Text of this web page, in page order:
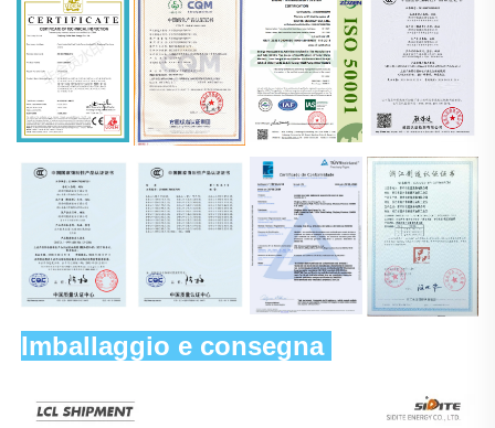
Imballaggio e consegna